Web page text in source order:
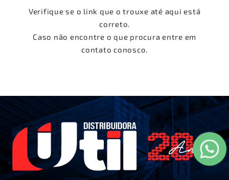
Verifique se o link que o trouxe até aqui está
correto.
Caso não encontre o que procura entre em
contato conosco.